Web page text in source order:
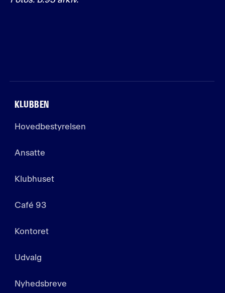
KLUBBEN
Hovedbestyrelsen
Ansatte
Klubhuset
Café 93
Kontoret
Udvalg
Nyhedsbreve